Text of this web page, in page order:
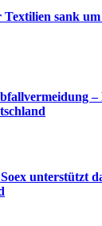
sank um
–
unterstützt